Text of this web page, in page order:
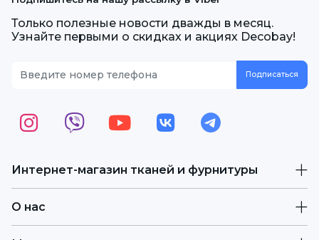
Интернет-магазин тканей и фурнитуры
О нас
Только полезные новости дважды в месяц.
Узнайте первыми о скидках и акциях Decobay!